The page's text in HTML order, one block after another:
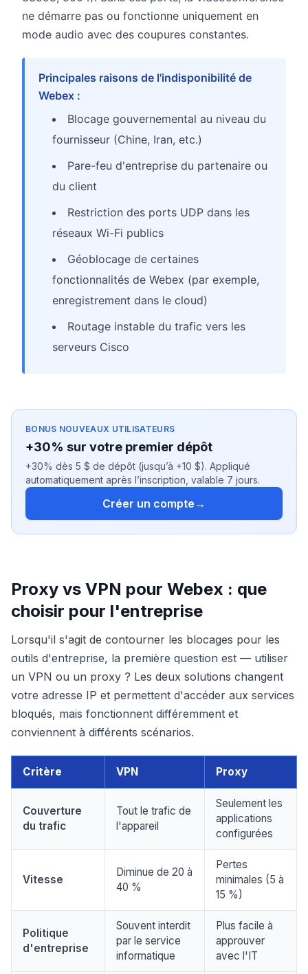
ne démarre pas ou fonctionne uniquement en
mode audio avec des coupures constantes.
Principales raisons de l'indisponibilité de
Webex :
Blocage gouvernemental au niveau du
fournisseur (Chine, Iran, etc.)
Pare-feu d'entreprise du partenaire ou
du client
Restriction des ports UDP dans les
réseaux Wi-Fi publics
Géoblocage de certaines
fonctionnalités de Webex (par exemple,
enregistrement dans le cloud)
Routage instable du trafic vers les
serveurs Cisco
BONUS NOUVEAUX UTILISATEURS
+30% sur votre premier dépôt
+30% dès 5 $ de dépôt (jusqu’à +10 $). Appliqué
automatiquement après l’inscription, valable 7 jours.
Créer un compte →
Proxy vs VPN pour Webex : que
choisir pour l'entreprise
Lorsqu'il s'agit de contourner les blocages pour les
outils d'entreprise, la première question est — utiliser
un VPN ou un proxy ? Les deux solutions changent
votre adresse IP et permettent d'accéder aux services
bloqués, mais fonctionnent différemment et
conviennent à différents scénarios.
Critère VPN Proxy
Couverture
du trafic
Tout le trafic de
l'appareil
Seulement les
applications
configurées
Vitesse
Diminue de 20 à
40 %
Pertes
minimales (5 à
15 %)
Politique
d'entreprise
Souvent interdit
par le service
informatique
Plus facile à
approuver
avec l'IT